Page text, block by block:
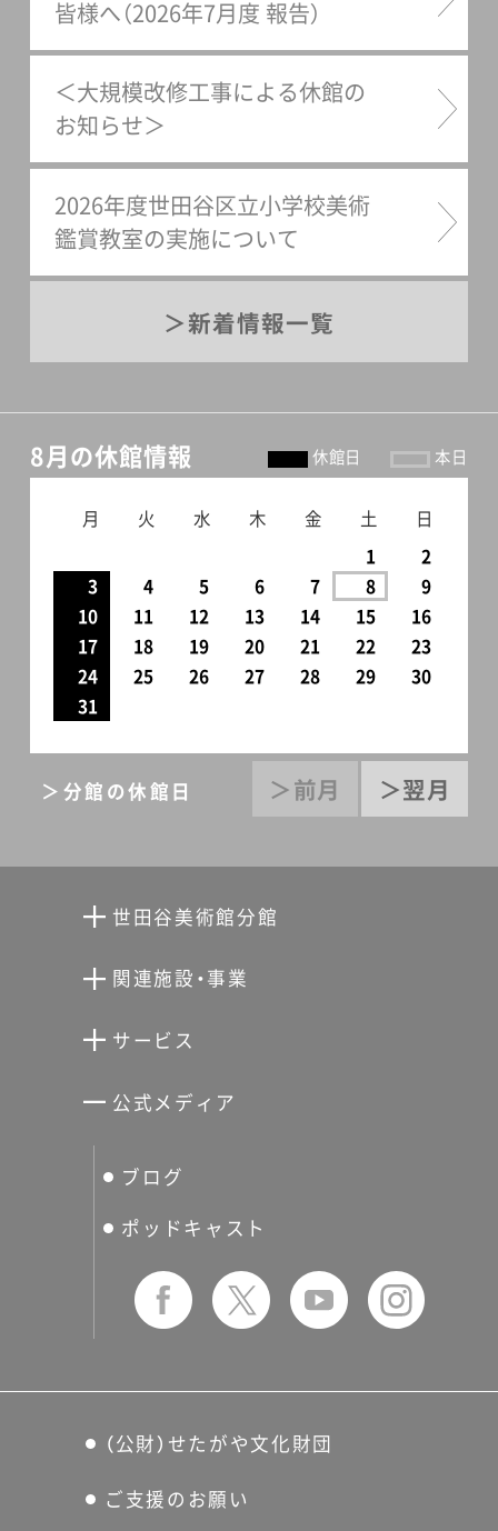
皆様へ（2026年7月度 報告）
＜大規模改修工事による休館の
お知らせ＞
2026年度世田谷区立小学校美術
鑑賞教室の実施について
新着情報一覧
8月の休館情報 休館日 本日
月 火 水 木 金 土 日
1
2
3
4 5 6 7 8
9
10
11 12 13 14 15
16
17
18 19 20 21 22
23
24
25 26 27 28 29
30
31
＞前月 ＞翌月
＞分館の休館日
世田谷美術館分館
向井潤吉アトリエ館
分館スケジュール
関連施設・事業
せたおん
サービス
友の会
公式メディア
ブログ
ポッドキャスト
（公財）せたがや文化財団
ご支援のお願い